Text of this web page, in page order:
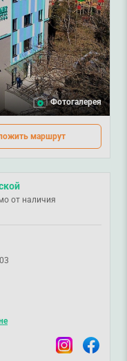
Фотогалерея
маршрут
от наличия
InstagramFacebook